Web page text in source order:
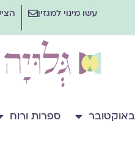
עשו מינוי למגזין
ספרות ורוח